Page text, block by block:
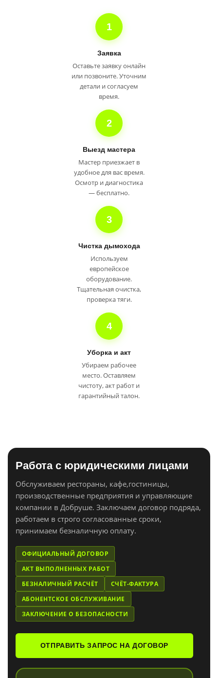
1
Заявка
Оставьте заявку онлайн
или позвоните. Уточним
детали и согласуем
время.
2
Выезд мастера
Мастер приезжает в
удобное для вас время.
Осмотр и диагностика
— бесплатно.
3
Чистка дымохода
Используем
европейское
оборудование.
Тщательная очистка,
проверка тяги.
4
Уборка и акт
Убираем рабочее
место. Оставляем
чистоту, акт работ и
гарантийный талон.
Работа с юридическими лицами
Обслуживаем рестораны, кафе,гостиницы,
производственные предприятия и управляющие
компании в Добруше. Заключаем договор подряда,
работаем в строго согласованные сроки,
принимаем безналичную оплату.
ОФИЦИАЛЬНЫЙ ДОГОВОР
АКТ ВЫПОЛНЕННЫХ РАБОТ
БЕЗНАЛИЧНЫЙ РАСЧЁТ
СЧЁТ-ФАКТУРА
АБОНЕНТСКОЕ ОБСЛУЖИВАНИЕ
ЗАКЛЮЧЕНИЕ О БЕЗОПАСНОСТИ
ОТПРАВИТЬ ЗАПРОС НА ДОГОВОР